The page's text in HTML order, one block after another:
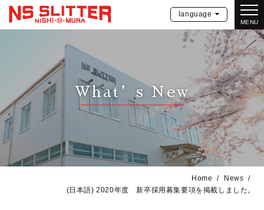
MENU
language
What’s New
Home
News
(日本語) 2020年度 新卒採用募集要項を掲載しました。